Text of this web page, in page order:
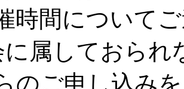
時間について
に属しておられ
のご申し込み